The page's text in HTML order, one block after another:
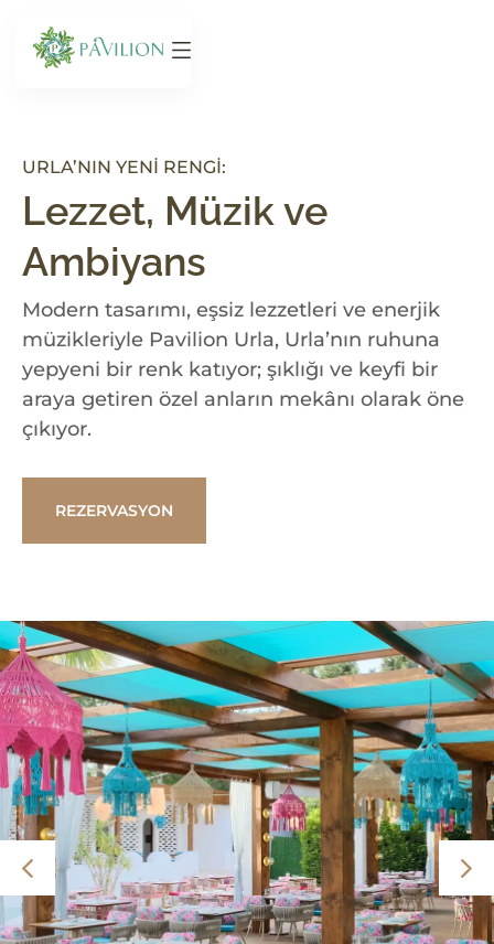
URLA’NIN YENI RENGI:
Lezzet, Müzik ve
Ambiyans
Modern tasarımı, eşsiz lezzetleri ve enerjik
müzikleriyle Pavilion Urla, Urla’nın ruhuna
yepyeni bir renk katıyor; şıklığı ve keyfi bir
araya getiren özel anların mekânı olarak öne
çıkıyor.
REZERVASYON